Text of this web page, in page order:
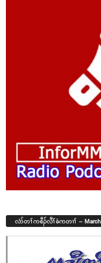
လံာ်တၢ်ကစီၣ်လီၢ်ခံကတၢၢ် – March